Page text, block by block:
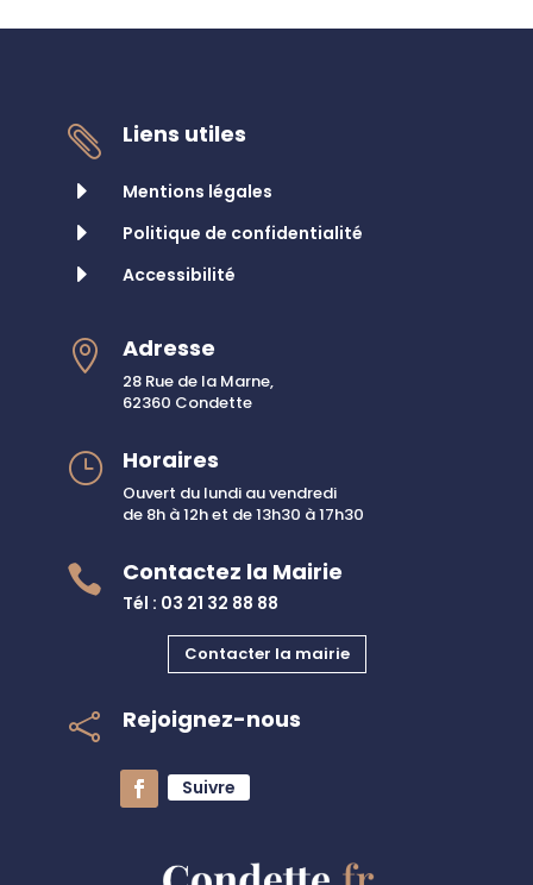

Liens utiles
E
Mentions légales
E Politique de confidentialité
E Accessibilité
 Adresse
28 Rue de la Marne,
62360 Condette
} Horaires
Ouvert du lundi au vendredi
de 8h à 12h et de 13h30 à 17h30
 Contactez la Mairie
Tél : 03 21 32 88 88
Contacter la mairie
 Rejoignez-nous
Suivre